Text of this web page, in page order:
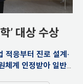
’ 대상 수상
적응부터 진로 설계·
체계 인정받아 일반